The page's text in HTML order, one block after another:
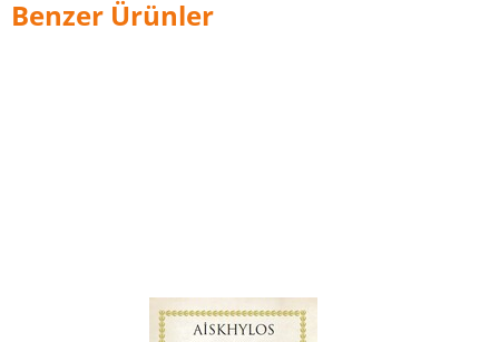
Benzer Ürünler